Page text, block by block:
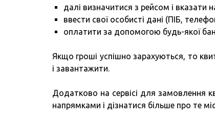
далі визначитися з рейсом і вказати
ввести свої особисті дані (ПІБ,
оплатити за допомогою будь-якої
Якщо гроші успішно зарахуються, то
і завантажити.
Додатково на сервісі для замовлення
напрямками і дізнатися більше про те